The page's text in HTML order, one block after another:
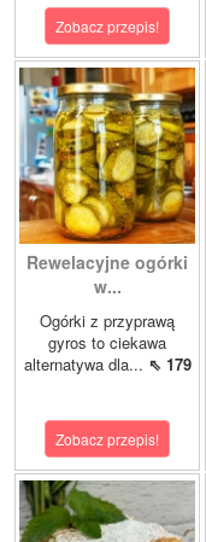
Zobacz przepis!
Rewelacyjne ogórki
w...
Ogórki z przyprawą
gyros to ciekawa
alternatywa dla... ⇖ 179
Zobacz przepis!